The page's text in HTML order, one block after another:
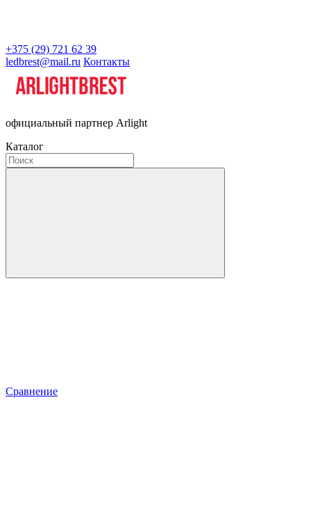
+375 (29) 721 62 39
ledbrest@mail.ru Контакты
официальный партнер Arlight
Каталог
Сравнение